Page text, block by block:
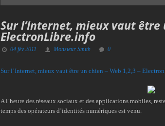
Sur l’Internet, mieux vaut être
ElectronLibre.info
04 fév 2011 Monsieur Smith 0
Sur l’Internet, mieux vaut être un chien – Web 1,2,3 –
A l’heure des réseaux sociaux et des applications mobiles,
temps des opérateurs d’identités numériques est venu.